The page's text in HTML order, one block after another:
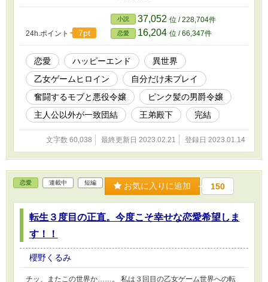
に協力的で、ゲーム通りに話を進めようと誘導してくるし。 なん
でそんなに忠実にモブや悪役令嬢役を全うしようとするの！？ だ
ったら私と変わってよー！！ 私にイケメン複数との恋なんて絶対
無理だし、そんなに強引にくっ付けさせようとしないでー！！ 主
人公のアリスと攻略対象者以外の人間がゲームの内容を知っている
世界で、モブやら悪役令嬢が頑張ってストーリー通りに進めようと
画策するのを、アリスが抵抗しながらも結局は幸せになってしまう
お話です。 完結しました。 小説家になろう様に投稿を始めた関係
で、徐々に修正していきます。
24h.ポイント 7pt
小説 37,052 位 / 228,704件
恋愛 16,204 位 / 66,347件
恋愛 ハッピーエンド
異世界
乙女ゲームヒロイン
自分だけ未プレイ
奮闘するモブと悪役令嬢
ピンク髪の男爵令嬢
主人公以外が一致団結
王弟殿下 完結
文字数 60,038 最終更新日 2023.02.21 登録日 2023.01.14
恋愛 連載中 短編 お気に入りに追加 150
転生３度目の正直。今度こそ幸せな恋愛希望しま
す！！
櫻野くるみ
チッ、またこの世界か……。 私は３回目の乙女ゲーム世界への転